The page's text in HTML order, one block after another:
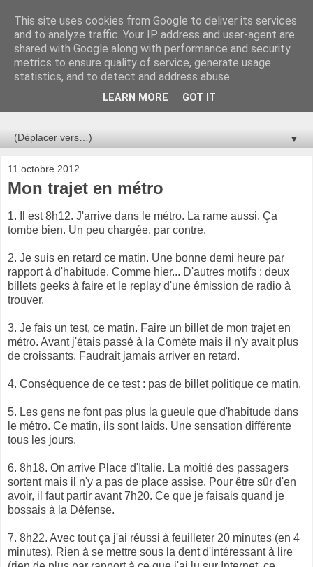
Au bistro !
La connerie étant le seul chemin susceptible de nous faire
entrevoir une parcelle de vérité, utilisons la par des moyens
de communication efficaces. Le temps qu'on remplisse nos
▼
11 octobre 2012
Mon trajet en métro
1. Il est 8h12. J'arrive dans le métro. La rame aussi. Ça
tombe bien. Un peu chargée, par contre.
2. Je suis en retard ce matin. Une bonne demi heure par
rapport à d'habitude. Comme hier... D'autres motifs : deux
billets geeks à faire et le replay d'une émission de radio à
trouver.
3. Je fais un test, ce matin. Faire un billet de mon trajet en
métro. Avant j'étais passé à la Comète mais il n'y avait plus
de croissants. Faudrait jamais arriver en retard.
4. Conséquence de ce test : pas de billet politique ce matin.
5. Les gens ne font pas plus la gueule que d'habitude dans
le métro. Ce matin, ils sont laids. Une sensation différente
tous les jours.
6. 8h18. On arrive Place d'Italie. La moitié des passagers
sortent mais il n'y a pas de place assise. Pour être sûr d'en
avoir, il faut partir avant 7h20. Ce que je faisais quand je
bossais à la Défense.
7. 8h22. Avec tout ça j'ai réussi à feuilleter 20 minutes (en 4
minutes). Rien à se mettre sous la dent d'intéressant à lire
This site uses cookies from Google to deliver its services
and to analyze traffic. Your IP address and user-agent are
shared with Google along with performance and security
metrics to ensure quality of service, generate usage
statistics, and to detect and address abuse.
LEARN MORE GOT IT